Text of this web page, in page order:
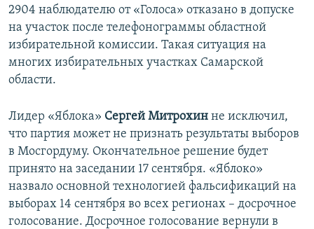
2904 наблюдателю от «Голоса» отказано в допуске
на участок после телефонограммы областной
избирательной комиссии. Такая ситуация на
многих избирательных участках Самарской
области.
Лидер «Яблока» Сергей Митрохин не исключил,
что партия может не признать результаты выборов
в Мосгордуму. Окончательное решение будет
принято на заседании 17 сентября. «Яблоко»
назвало основной технологией фальсификаций на
выборах 14 сентября во всех регионах – досрочное
голосование. Досрочное голосование вернули в